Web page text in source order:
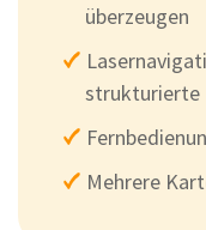
überzeugen
strukturierte
Mehrere